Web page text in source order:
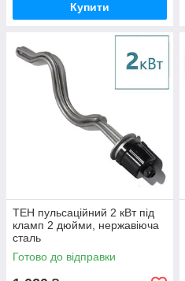
Купити
ТЕН пульсаційний 2 кВт під
кламп 2 дюйми, нержавіюча
сталь
Готово до відправки